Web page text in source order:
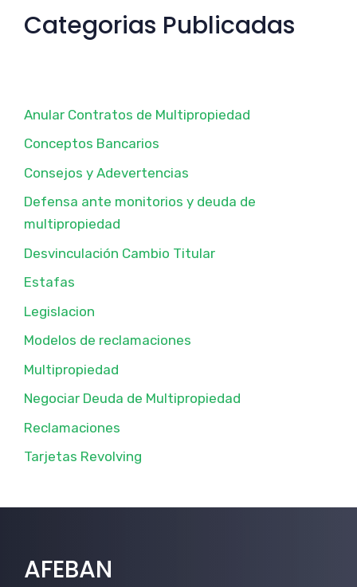
Categorias Publicadas
Anular Contratos de Multipropiedad
Conceptos Bancarios
Consejos y Adevertencias
Defensa ante monitorios y deuda de
multipropiedad
Desvinculación Cambio Titular
Estafas
Legislacion
Modelos de reclamaciones
Multipropiedad
Negociar Deuda de Multipropiedad
Reclamaciones
Tarjetas Revolving
AFEBAN